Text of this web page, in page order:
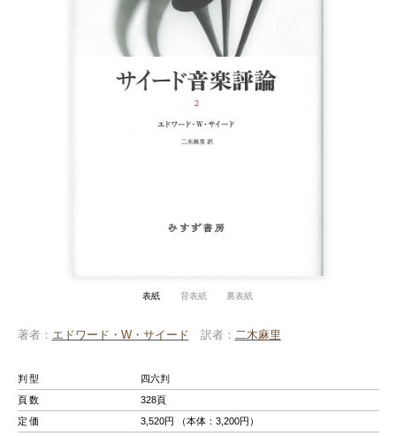
表紙 背表紙 裏表紙
著者 エドワード・W・サイード 訳者 二木麻里
判型
四六判
頁数
328頁
定価
3,520円 （本体：3,200円）